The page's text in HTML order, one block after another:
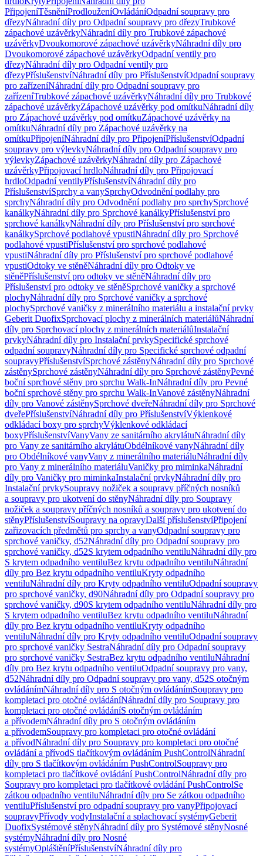
PřipojeníTěsněníProdlouženíOvládáníOdpadní soupravy pro
dřezyNáhradní díly pro Odpadní soupravy pro dřezyTrubkové
zápachové uzávěrkyNáhradní díly pro Trubkové zápachové
uzávěrkyDvoukomorové zápachové uzávěrkyNáhradní díly pro
Dvoukomorové zápachové uzávěrkyOdpadní ventily pro
dřezyNáhradní díly pro Odpadní ventily pro
dřezyPříslušenstvíNáhradní díly pro PříslušenstvíOdpadní soupravy
pro zařízeníNáhradní díly pro Odpadní soupravy pro
zařízeníTrubkové zápachové uzávěrkyNáhradní díly pro Trubkové
zápachové uzávěrkyZápachové uzávěrky pod omítkuNáhradní díly
pro Zápachové uzávěrky pod omítkuZápachové uzávěrky na
omítkuNáhradní díly pro Zápachové uzávěrky na
omítkuPřipojeníNáhradní díly pro PřipojeníPříslušenstvíOdpadní
soupravy pro výlevkyNáhradní díly pro Odpadní soupravy pro
výlevkyZápachové uzávěrkyNáhradní díly pro Zápachové
uzávěrkyPřipojovací hrdloNáhradní díly pro Připojovací
hrdloOdpadní ventilyPříslušenstvíNáhradní díly pro
PříslušenstvíSprchy a vanySprchyOdvodnění podlahy pro
sprchyNáhradní díly pro Odvodnění podlahy pro sprchySprchové
kanálkyNáhradní díly pro Sprchové kanálkyPříslušenství pro
sprchové kanálkyNáhradní díly pro Příslušenství pro sprchové
kanálkySprchové podlahové vpustiNáhradní díly pro Sprchové
podlahové vpustiPříslušenství pro sprchové podlahové
vpustiNáhradní díly pro Příslušenství pro sprchové podlahové
vpustiOdtoky ve stěněNáhradní díly pro Odtoky ve
stěněPříslušenství pro odtoky ve stěněNáhradní díly pro
Příslušenství pro odtoky ve stěněSprchové vaničky a sprchové
plochyNáhradní díly pro Sprchové vaničky a sprchové
plochySprchové vaničky z minerálního materiálu a instalační prvky
Geberit DuofixSprchovací plochy z minerálních materiálůNáhradní
díly pro Sprchovací plochy z minerálních materiálůInstalační
prvkyNáhradní díly pro Instalační prvkySpecifické sprchové
odpadní soupravyNáhradní díly pro Specifické sprchové odpadní
soupravyPříslušenstvíSprchové zástěnyNáhradní díly pro Sprchové
zástěnySprchové zástěnyNáhradní díly pro Sprchové zástěnyPevné
boční sprchové stěny pro sprchu Walk-InNáhradní díly pro Pevné
boční sprchové stěny pro sprchu Walk-InVanové zástěnyNáhradní
díly pro Vanové zástěnySprchové dveřeNáhradní díly pro Sprchové
dveřePříslušenstvíNáhradní díly pro PříslušenstvíVýklenkové
odkládací boxy pro sprchyVýklenkové odkládací
boxyPříslušenstvíVanyVany ze sanitárního akrylátuNáhradní díly
pro Vany ze sanitárního akrylátuObdélníkové vanyNáhradní díly
pro Obdélníkové vanyVany z minerálního materiáluNáhradní díly
pro Vany z minerálního materiáluVaničky pro miminkaNáhradní
díly pro Vaničky pro miminkaInstalační prvkyNáhradní díly pro
Instalační prvkySoupravy nožiček a soupravy příčných nosníků
a soupravy pro ukotvení do stěnyNáhradní díly pro Soupravy
nožiček a soupravy příčných nosníků a soupravy pro ukotvení do
stěnyPříslušenstvíSoupravy na opravyDalší příslušenstvíPřipojení
zařizovacích předmětů pro sprchy a vanyOdpadní soupravy pro
sprchové vaničky, d52Náhradní díly pro Odpadní soupravy pro
sprchové vaničky, d52S krytem odpadního ventiluNáhradní díly pro
S krytem odpadního ventiluBez krytu odpadního ventiluNáhradní
díly pro Bez krytu odpadního ventiluKryty odpadního
ventiluNáhradní díly pro Kryty odpadního ventiluOdpadní soupravy
pro sprchové vaničky, d90Náhradní díly pro Odpadní soupravy pro
sprchové vaničky, d90S krytem odpadního ventiluNáhradní díly pro
S krytem odpadního ventiluBez krytu odpadního ventiluNáhradní
díly pro Bez krytu odpadního ventiluKryty odpadního
ventiluNáhradní díly pro Kryty odpadního ventiluOdpadní soupravy
pro sprchové vaničky SestraNáhradní díly pro Odpadní soupravy
pro sprchové vaničky SestraBez krytu odpadního ventiluNáhradní
díly pro Bez krytu odpadního ventiluOdpadní soupravy pro vany,
d52Náhradní díly pro Odpadní soupravy pro vany, d52S otočným
ovládánímNáhradní díly pro S otočným ovládánímSoupravy pro
kompletaci pro otočné ovládáníNáhradní díly pro Soupravy pro
kompletaci pro otočné ovládáníS otočným ovládáním
a přívodemNáhradní díly pro S otočným ovládáním
a přívodemSoupravy pro kompletaci pro otočné ovládání
a přívodNáhradní díly pro Soupravy pro kompletaci pro otočné
ovládání a přívodS tlačítkovým ovládáním PushControlNáhradní
díly pro S tlačítkovým ovládáním PushControlSoupravy pro
kompletaci pro tlačítkové ovládání PushControlNáhradní díly pro
Soupravy pro kompletaci pro tlačítkové ovládání PushControlSe
zátkou odpadního ventiluNáhradní díly pro Se zátkou odpadního
ventiluPříslušenství pro odpadní soupravy pro vanyPřipojovací
soupravyPřívody vodyInstalační a splachovací systémyGeberit
DuofixSystémové stěnyNáhradní díly pro Systémové stěnyNosné
systémyNáhradní díly pro Nosné
systémyOpláštěníPříslušenstvíNáhradní díly pro